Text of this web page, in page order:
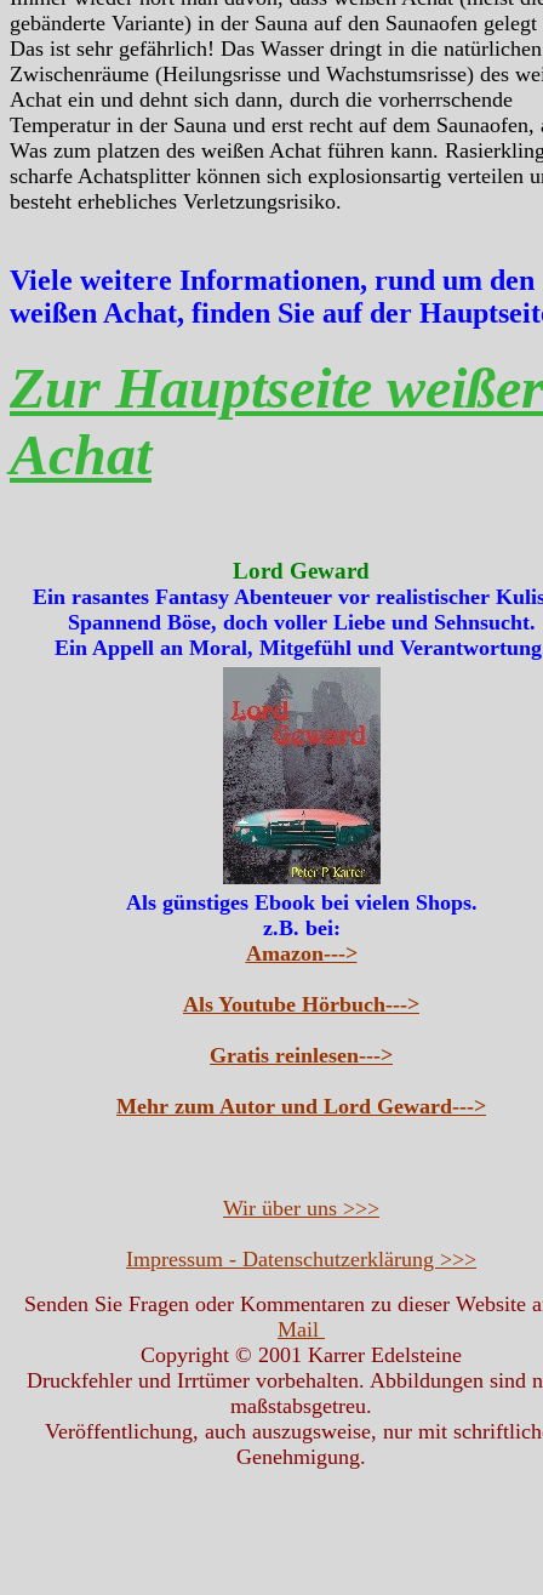
gebänderte Variante) in der Sauna auf den Saunaofen
Das ist sehr gefährlich! Das Wasser dringt in die natürlichen
Zwischenräume (Heilungsrisse und Wachstumsrisse) des
Achat ein und dehnt sich dann, durch die vorherrschende
Temperatur in der Sauna und erst recht auf dem Saunaofen,
Was zum platzen des weißen Achat führen kann.
scharfe Achatsplitter können sich explosionsartig verteilen
besteht erhebliches Verletzungsrisiko.
Viele weitere Informationen, rund um den
weißen Achat, finden Sie auf der
Zur Hauptseite weißer
Achat
Lord Geward
Ein rasantes Fantasy Abenteuer vor realistischer
Spannend Böse, doch voller Liebe und Sehnsucht.
Ein Appell an Moral, Mitgefühl und
Als günstiges Ebook bei vielen Shops.
z.B. bei:
Amazon--->
Als Youtube Hörbuch--->
Gratis reinlesen--->
Mehr zum Autor und Lord Geward--->
Wir über uns >>>
Impressum - Datenschutzerklärung >>>
Senden Sie Fragen oder Kommentaren zu dieser Website
Mail
Copyright © 2001 Karrer Edelsteine
Druckfehler und Irrtümer vorbehalten. Abbildungen sind
maßstabsgetreu.
Veröffentlichung, auch auszugsweise, nur mit
Genehmigung.